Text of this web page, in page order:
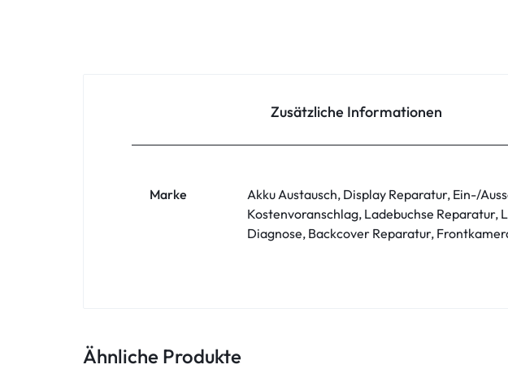
ASUS Phone
Zusätzliche Informationen
Marke
Akku Austausch, Display Reparatur, Ein-/
Kostenvoranschlag, Ladebuchse
Diagnose, Backcover Reparatur,
Ähnliche Produkte